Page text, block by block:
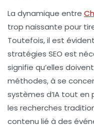
La dynamique entre
trop naissante pour
Toutefois, il est
stratégies SEO est
signifie qu’elles
méthodes, à se
systèmes d’IA tout
les recherches
contenu lié à des